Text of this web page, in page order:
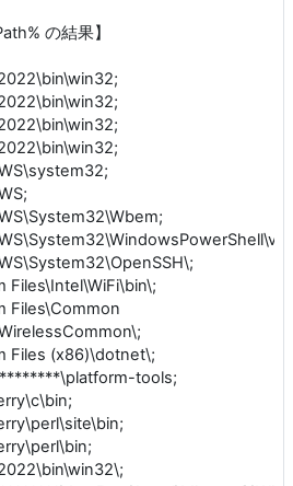
の結果】
Files\Intel\WiFi\bin\;
Files\Common
Files (x86)\dotnet\;
tools;